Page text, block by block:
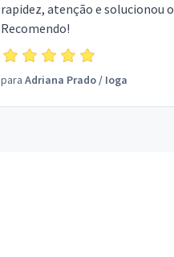
rapidez, atenção e solucionou
Recomendo!
para Adriana Prado/ Ioga